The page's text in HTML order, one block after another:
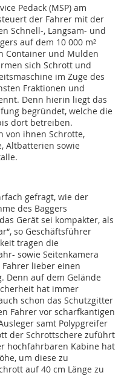
Pedack (MSP) am
der Fahrer mit der
Schnell-, Langsam- und
auf dem 10 000 m²
Container und Mulden
sich Schrott und
im Zuge des
Fraktionen und
Denn hierin liegt das
begründet, welche die
dort betreiben.
von ihnen Schrotte,
Altbatterien sowie
gefragt, wie der
des Baggers
Gerät sei kompakter, als
so Geschäftsführer
tragen die
sowie Seitenkamera
lieber einen
Denn auf dem Gelände
hat immer
schon das Schutzgitter
Fahrer vor scharfkantigen
samt Polypgreifer
der Schrottschere zuführt
hochfahrbaren Kabine hat
um diese zu
auf 40 cm Länge zu